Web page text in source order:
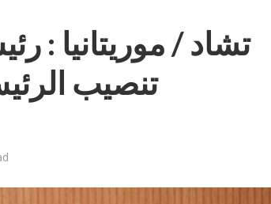
تشاد / موريتانيا :
تنصيب